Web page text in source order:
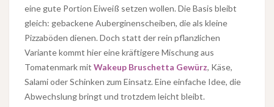
eine gute Portion Eiweiß setzen wollen. Die Basis bleibt
gleich: gebackene Auberginenscheiben, die als kleine
Pizzaböden dienen. Doch statt der rein pflanzlichen
Variante kommt hier eine kräftigere Mischung aus
Tomatenmark mit Wakeup Bruschetta Gewürz, Käse,
Salami oder Schinken zum Einsatz. Eine einfache Idee, die
Abwechslung bringt und trotzdem leicht bleibt.